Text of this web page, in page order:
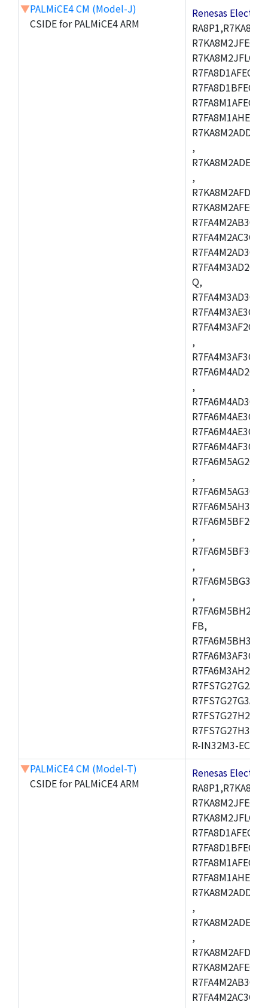
▼PALMiCE4 CM (Model-J)
CSIDE for PALMiCE4 ARM
Renesas
,
,
Q,
,
,
,
,
,
,
FB,
R-IN32M3-EC
▼PALMiCE4 CM (Model-T)
CSIDE for PALMiCE4 ARM
Renesas
,
,